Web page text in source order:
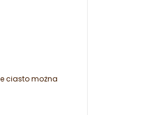
ciasto można